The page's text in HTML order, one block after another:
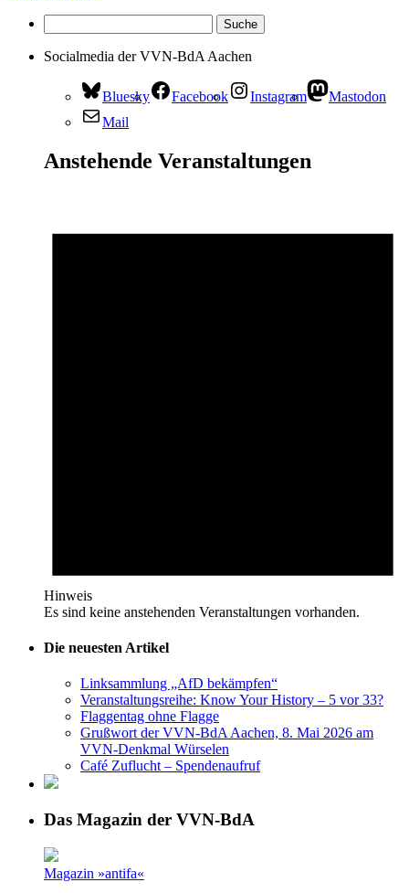
Socialmedia der VVN-BdA Aachen
Bluesky Facebook Instagram
Mastodon
Mail
Anstehende Veranstaltungen
Hinweis
Es sind keine anstehenden Veranstaltungen vorhanden.
Die neuesten Artikel
Linksammlung „AfD bekämpfen“
Veranstaltungsreihe: Know Your History – 5 vor 33?
Flaggentag ohne Flagge
Grußwort der VVN-BdA Aachen, 8. Mai 2026 am
VVN-Denkmal Würselen
Café Zuflucht – Spendenaufruf
Das Magazin der VVN-BdA
Magazin »antifa«